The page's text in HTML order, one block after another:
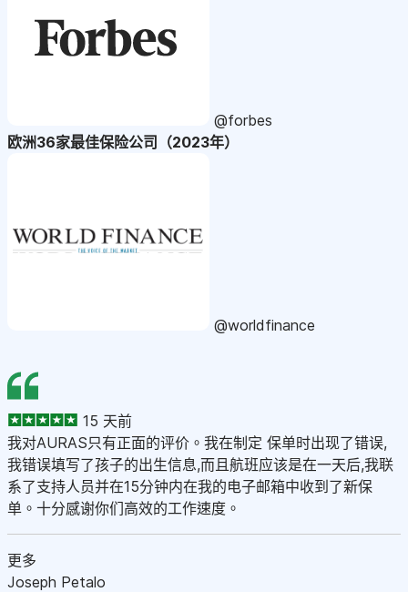
@forbes
欧洲36家最佳保险公司（2023年）
@worldfinance
15 天前
我对AURAS只有正面的评价。我在制定 保单时出现了错误,
我错误填写了孩子的出生信息,而且航班应该是在一天后,我联
系了支持人员并在15分钟内在我的电子邮箱中收到了新保
单。十分感谢你们高效的工作速度。
更多
Joseph Petalo